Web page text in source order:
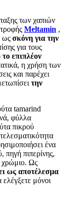
των χαπιών
Meltamin ,
ως σκόνη για την
για τους
το επιπλέον
η χρήση των
και παρέχει
την
tamarind
φύλλα
πικρού
ένα
πηγή πιπερίνης,
χρώμιο. Ως
ως αποτέλεσμα
ελέγξετε μόνοι